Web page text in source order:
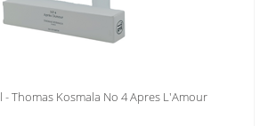
- Thomas Kosmala No 4 Apres L'Amour